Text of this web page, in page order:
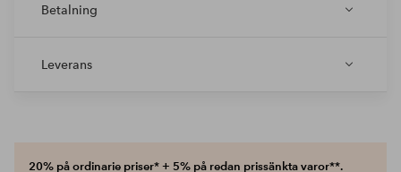
Betalning
Leverans
20% på ordinarie priser* + 5% på redan prissänkta varor**.